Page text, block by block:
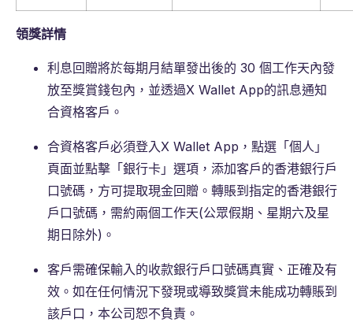
領獎詳情
利息回贈將於每期月結單發出後的 30 個工作天內發
放至獎賞錢包內，並透過X Wallet App的訊息通知
合資格客戶。
合資格客戶必須登入X Wallet App，點選「個人」
頁面並點擊「銀行卡」選項，添加客戶的香港銀行戶
口號碼，方可提取現金回贈。轉賬到指定的香港銀行
戶口號碼，需約兩個工作天(公眾假期、星期六及星
期日除外)。
客戶需確保輸入的收款銀行戶口號碼真實、正確及有
效。如在任何情況下發現或導致獎賞未能成功轉賬到
該戶口，本公司恕不負責。